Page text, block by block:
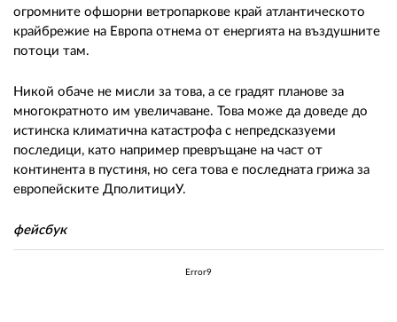
огромните офшорни ветропаркове край атлантическото
крайбрежие на Европа отнема от енергията на въздушните
потоци там.
Никой обаче не мисли за това, а се градят планове за
многократното им увеличаване. Това може да доведе до
истинска климатична катастрофа с непредсказуеми
последици, като например превръщане на част от
континента в пустиня, но сега това е последната грижа за
европейските ДполитициУ.
фейсбук
Error9